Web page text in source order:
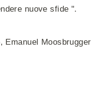
nuove sfide ".
Emanuel Moosbrugger